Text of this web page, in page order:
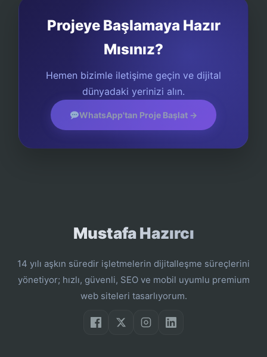
Projeye Başlamaya Hazır
Mısınız?
Hemen bizimle iletişime geçin ve dijital
dünyadaki yerinizi alın.
WhatsApp'tan Proje Başlat →
Mustafa Hazırcı
14 yılı aşkın süredir işletmelerin dijitalleşme süreçlerini
yönetiyor; hızlı, güvenli, SEO ve mobil uyumlu premium
web siteleri tasarlıyorum.